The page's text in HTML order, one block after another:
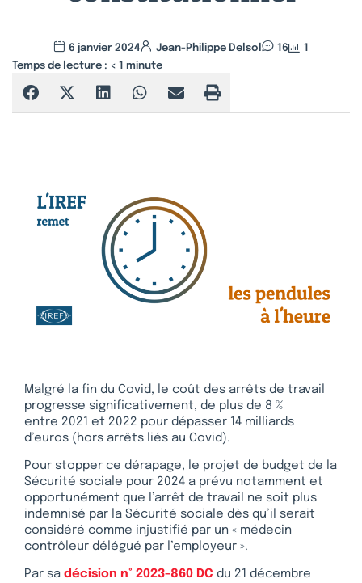
6 janvier 2024 Jean-Philippe Delsol 16
1
Temps de lecture : < 1 minute
Malgré la fin du Covid, le coût des arrêts de travail
progresse significativement, de plus de 8 %
entre 2021 et 2022 pour dépasser 14 milliards
d’euros (hors arrêts liés au Covid).
Pour stopper ce dérapage, le projet de budget de la
Sécurité sociale pour 2024 a prévu notamment et
opportunément que l’arrêt de travail ne soit plus
indemnisé par la Sécurité sociale dès qu’il serait
considéré comme injustifié par un « médecin
contrôleur délégué par l’employeur ».
Par sa décision n° 2023-860 DC du 21 décembre